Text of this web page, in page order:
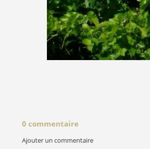
0 commentaire
Ajouter un commentaire